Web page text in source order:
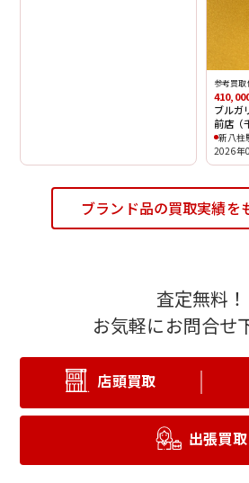
参考買
ブルガ
前店（
新八柱
2026年
ブランド品の買取実績を
査定無料！
お気軽にお問合せ
店頭買取
出張買取